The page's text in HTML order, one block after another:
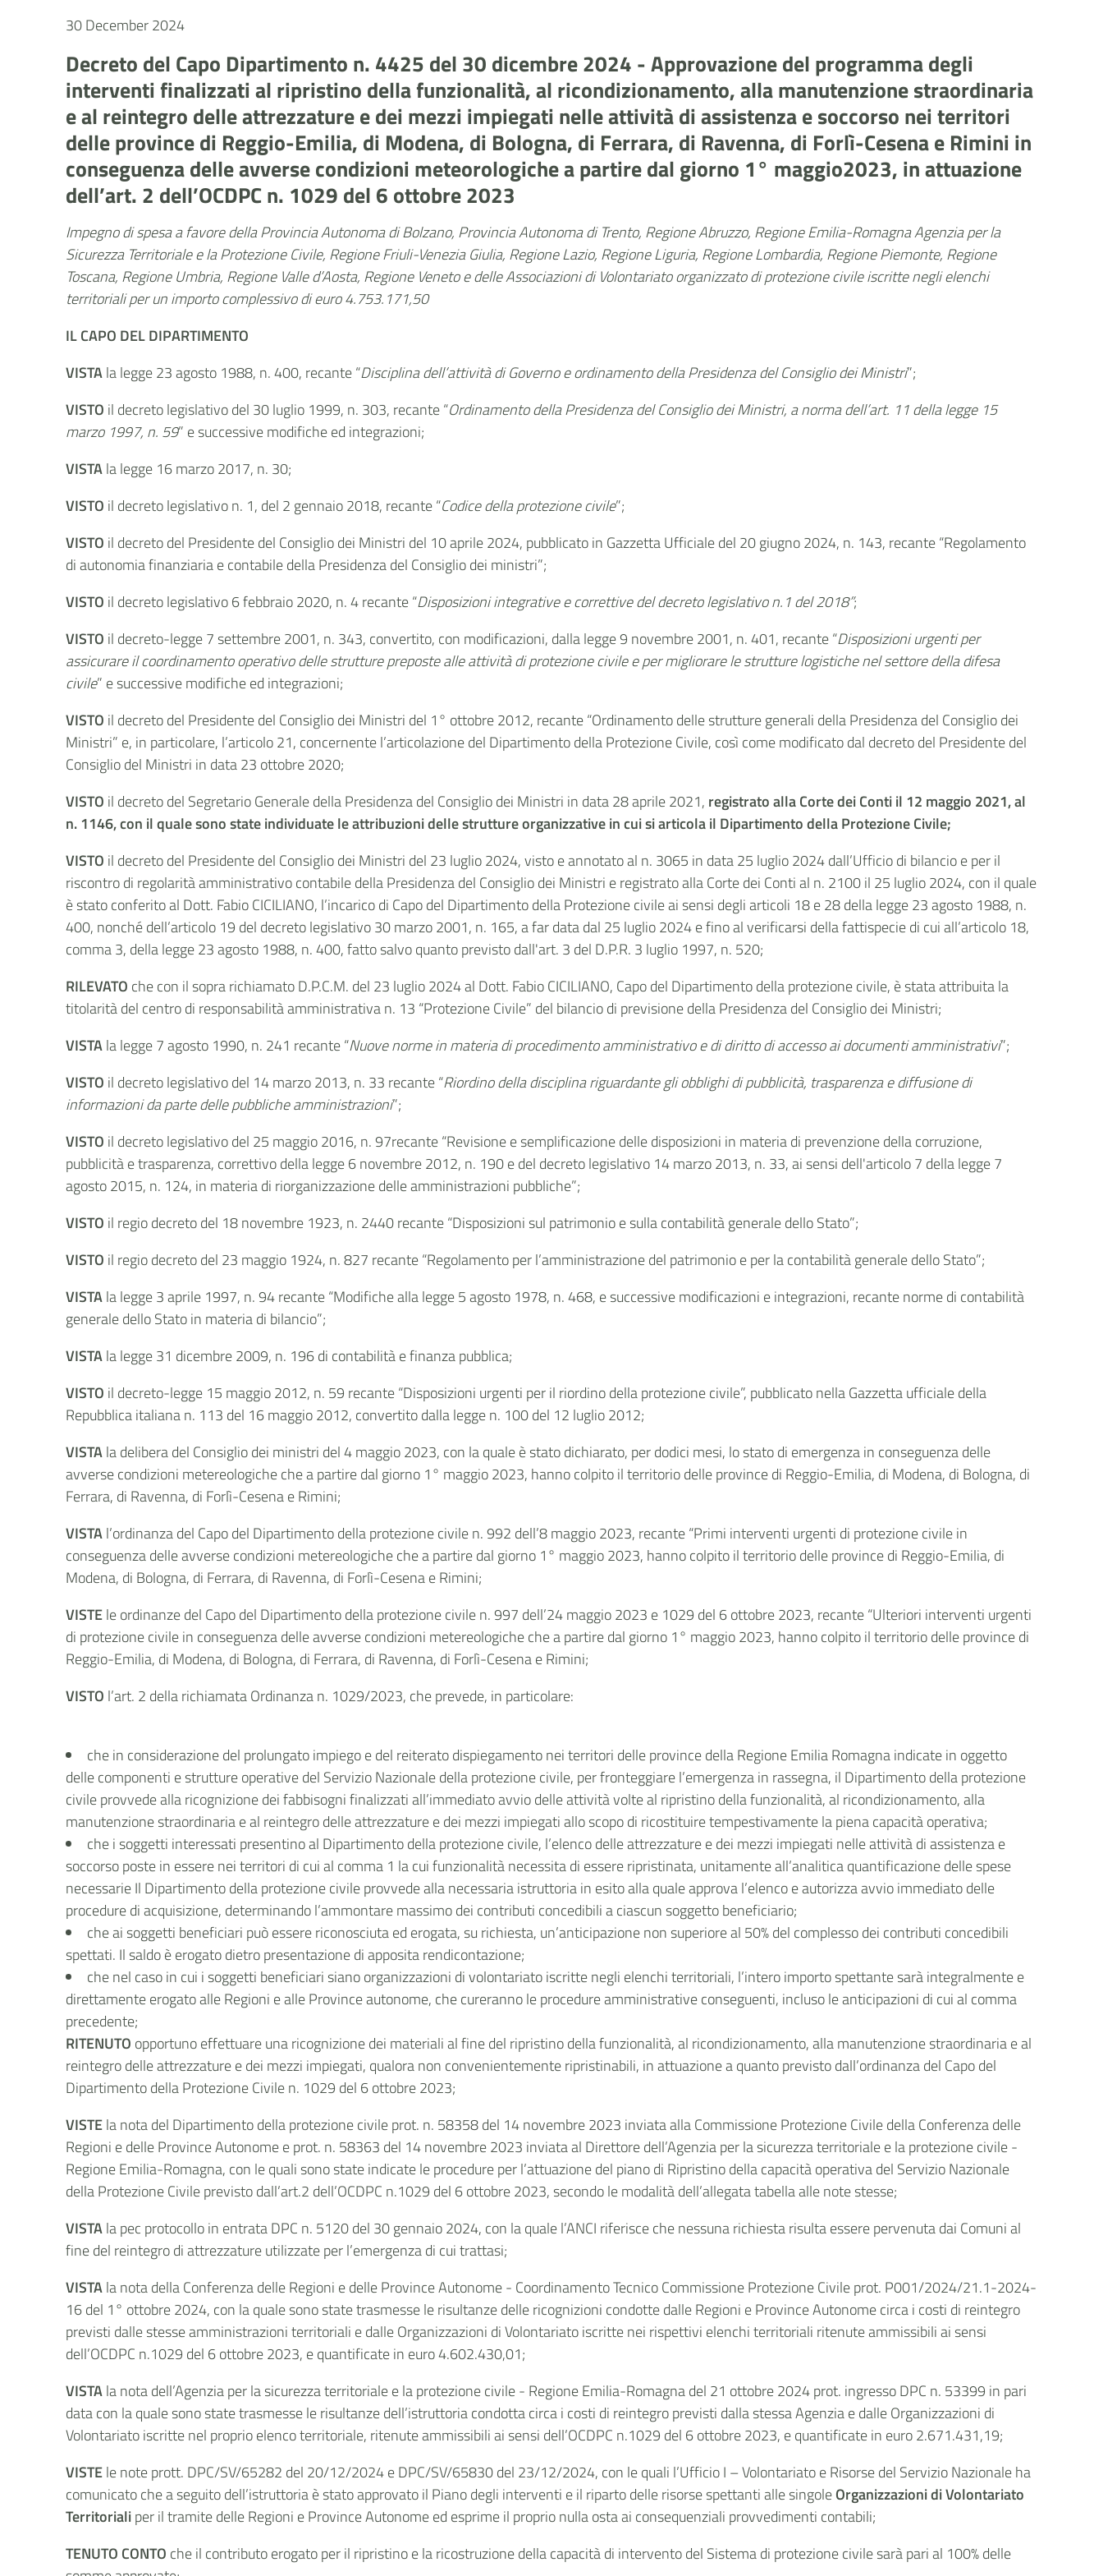
30 December 2024
Decreto del Capo Dipartimento n. 4425 del 30 dicembre 2024 - Approvazione del programma degli
interventi finalizzati al ripristino della funzionalità, al ricondizionamento, alla manutenzione straordinaria
e al reintegro delle attrezzature e dei mezzi impiegati nelle attività di assistenza e soccorso nei territori
delle province di Reggio-Emilia, di Modena, di Bologna, di Ferrara, di Ravenna, di Forlì-Cesena e Rimini in
conseguenza delle avverse condizioni meteorologiche a partire dal giorno 1° maggio2023, in attuazione
dell’art. 2 dell’OCDPC n. 1029 del 6 ottobre 2023
Impegno di spesa a favore della Provincia Autonoma di Bolzano, Provincia Autonoma di Trento, Regione Abruzzo, Regione Emilia-Romagna Agenzia per la
Sicurezza Territoriale e la Protezione Civile, Regione Friuli-Venezia Giulia, Regione Lazio, Regione Liguria, Regione Lombardia, Regione Piemonte, Regione
Toscana, Regione Umbria, Regione Valle d’Aosta, Regione Veneto e delle Associazioni di Volontariato organizzato di protezione civile iscritte negli elenchi
territoriali per un importo complessivo di euro 4.753.171,50
IL CAPO DEL DIPARTIMENTO
VISTAla legge 23 agosto 1988, n. 400, recante “Disciplina dell’attività di Governo e ordinamento della Presidenza del Consiglio dei Ministri”;
VISTO il decreto legislativo del 30 luglio 1999, n. 303, recante “Ordinamento della Presidenza del Consiglio dei Ministri, a norma dell’art. 11 della legge 15
marzo 1997, n. 59” e successive modifiche ed integrazioni;
VISTAla legge 16 marzo 2017, n. 30;
VISTO il decreto legislativo n. 1, del 2 gennaio 2018, recante “Codice della protezione civile”;
VISTO il decreto del Presidente del Consiglio dei Ministri del 10 aprile 2024, pubblicato in Gazzetta Ufficiale del 20 giugno 2024, n. 143, recante “Regolamento
di autonomia finanziaria e contabile della Presidenza del Consiglio dei ministri”;
VISTO il decreto legislativo 6 febbraio 2020, n. 4 recante “Disposizioni integrative e correttive del decreto legislativo n.1 del 2018”;
VISTO il decreto-legge 7 settembre 2001, n. 343, convertito, con modificazioni, dalla legge 9 novembre 2001, n. 401, recante “Disposizioni urgenti per
assicurare il coordinamento operativo delle strutture preposte alle attività di protezione civilee per migliorare le strutture logistiche nel settore della difesa
civile” e successive modifiche ed integrazioni;
VISTO il decreto del Presidente del Consiglio dei Ministri del 1° ottobre 2012, recante “Ordinamento delle strutture generali della Presidenza del Consiglio dei
Ministri” e, in particolare, l’articolo 21, concernente l’articolazione del Dipartimento della Protezione Civile, così come modificato dal decreto del Presidente del
Consiglio del Ministri in data 23 ottobre 2020;
VISTO il decreto del Segretario Generale della Presidenza del Consiglio dei Ministri in data 28 aprile 2021, registrato alla Corte dei Conti il 12 maggio 2021, al
n. 1146, con il quale sono state individuate le attribuzioni delle strutture organizzative in cui si articola il Dipartimento della Protezione Civile;
VISTO il decreto del Presidente del Consiglio dei Ministri del 23 luglio 2024, visto e annotato al n. 3065 in data 25 luglio 2024 dall’Ufficio di bilancio e per il
riscontro di regolarità amministrativo contabile della Presidenza del Consiglio dei Ministri e registrato alla Corte dei Conti al n. 2100 il 25 luglio 2024, con il quale
è stato conferito al Dott. Fabio CICILIANO, l’incarico di Capo del Dipartimento della Protezione civile ai sensi degli articoli 18 e 28 della legge 23 agosto 1988, n.
400, nonché dell’articolo 19 del decreto legislativo 30 marzo 2001, n. 165, a far data dal 25 luglio 2024 e fino al verificarsi della fattispecie di cui all’articolo 18,
comma 3, della legge 23 agosto 1988, n. 400, fatto salvo quanto previsto dall'art. 3 del D.P.R. 3 luglio 1997, n. 520;
RILEVATO che con il sopra richiamato D.P.C.M. del 23 luglio 2024 al Dott. Fabio CICILIANO, Capo del Dipartimento della protezione civile, è stata attribuita la
titolarità del centro di responsabilità amministrativa n. 13 “Protezione Civile” del bilancio di previsione della Presidenza del Consiglio dei Ministri;
VISTAla legge 7 agosto 1990, n. 241 recante “Nuove norme in materia di procedimento amministrativo e di diritto di accesso ai documenti amministrativi”;
VISTO il decreto legislativo del 14 marzo 2013, n. 33 recante “Riordino della disciplina riguardante gli obblighi di pubblicità, trasparenza e diffusione di
informazioni da parte delle pubbliche amministrazioni”;
VISTO il decreto legislativo del 25 maggio 2016, n. 97recante “Revisione e semplificazione delle disposizioni in materia di prevenzione della corruzione,
pubblicità e trasparenza, correttivo della legge 6 novembre 2012, n. 190 e del decreto legislativo 14 marzo 2013, n. 33, ai sensi dell'articolo 7 della legge 7
agosto 2015, n. 124, in materia di riorganizzazione delle amministrazioni pubbliche”;
VISTO il regio decreto del 18 novembre 1923, n. 2440 recante “Disposizioni sul patrimonio e sulla contabilità generale dello Stato”;
VISTO il regio decreto del 23 maggio 1924, n. 827 recante “Regolamento per l’amministrazione del patrimonio e per la contabilità generale dello Stato”;
VISTAla legge 3 aprile 1997, n. 94 recante “Modifiche alla legge 5 agosto 1978, n. 468, e successive modificazioni e integrazioni, recante norme di contabilità
generale dello Stato in materia di bilancio”;
VISTAla legge 31 dicembre 2009, n. 196 di contabilità e finanza pubblica;
VISTO il decreto-legge 15 maggio 2012, n. 59 recante “Disposizioni urgenti per il riordino della protezione civile”, pubblicato nella Gazzetta ufficiale della
Repubblica italiana n. 113 del 16 maggio 2012, convertito dalla legge n. 100 del 12 luglio 2012;
VISTAla delibera del Consiglio dei ministri del 4 maggio 2023, con la quale è stato dichiarato, per dodici mesi, lo stato di emergenza in conseguenza delle
avverse condizioni metereologiche che a partire dal giorno 1° maggio 2023, hanno colpito il territorio delle province di Reggio-Emilia, di Modena, di Bologna, di
Ferrara, di Ravenna, di Forlì-Cesena e Rimini;
VISTAl’ordinanza del Capo del Dipartimento della protezione civile n. 992 dell’8 maggio 2023, recante “Primi interventi urgenti di protezione civile in
conseguenza delle avverse condizioni metereologiche che a partire dal giorno 1° maggio 2023, hanno colpito il territorio delle province di Reggio-Emilia, di
Modena, di Bologna, di Ferrara, di Ravenna, di Forlì-Cesena e Rimini;
VISTEle ordinanze del Capo del Dipartimento della protezione civile n. 997 dell’24 maggio 2023 e 1029 del 6 ottobre 2023, recante “Ulteriori interventi urgenti
di protezione civile in conseguenza delle avverse condizioni metereologiche che a partire dal giorno 1° maggio 2023, hanno colpito il territorio delle province di
Reggio-Emilia, di Modena, di Bologna, di Ferrara, di Ravenna, di Forlì-Cesena e Rimini;
VISTO l’art. 2 della richiamata Ordinanza n. 1029/2023, che prevede, in particolare:
che in considerazione del prolungato impiego e del reiterato dispiegamento nei territori delle province della Regione Emilia Romagna indicate in oggetto
delle componenti e strutture operative del Servizio Nazionale della protezione civile, per fronteggiare l’emergenza in rassegna, il Dipartimento della protezione
civile provvede alla ricognizione dei fabbisogni finalizzati all’immediato avvio delle attività volte al ripristino della funzionalità, al ricondizionamento, alla
manutenzione straordinaria e al reintegro delle attrezzature e dei mezzi impiegati allo scopo di ricostituire tempestivamente la piena capacità operativa;
che i soggetti interessati presentino al Dipartimento della protezione civile, l’elenco delle attrezzature e dei mezzi impiegati nelle attività di assistenza e
soccorso poste in essere nei territori di cui al comma 1 la cui funzionalità necessita di essere ripristinata, unitamente all’analitica quantificazione delle spese
necessarie Il Dipartimento della protezione civile provvede alla necessaria istruttoria in esito alla quale approva l’elenco e autorizza avvio immediato delle
procedure di acquisizione, determinando l’ammontare massimo dei contributi concedibili a ciascun soggetto beneficiario;
che ai soggetti beneficiari può essere riconosciuta ed erogata, su richiesta, un’anticipazione non superiore al 50% del complesso dei contributi concedibili
spettati. Il saldo è erogato dietro presentazione di apposita rendicontazione;
che nel caso in cui i soggetti beneficiari siano organizzazioni di volontariato iscritte negli elenchi territoriali, l’intero importo spettante sarà integralmente e
direttamente erogato alle Regioni e alle Province autonome, che cureranno le procedure amministrative conseguenti, incluso le anticipazioni di cui al comma
precedente;
RITENUTO opportuno effettuare una ricognizione dei materiali al fine del ripristino della funzionalità, al ricondizionamento, alla manutenzione straordinaria e al
reintegro delle attrezzature e dei mezzi impiegati, qualora non convenientemente ripristinabili, in attuazione a quanto previsto dall’ordinanza del Capo del
Dipartimento della Protezione Civile n. 1029 del 6 ottobre 2023;
VISTEla nota del Dipartimento della protezione civile prot. n. 58358 del 14 novembre 2023 inviata alla Commissione Protezione Civile della Conferenza delle
Regioni e delle Province Autonome e prot. n. 58363 del 14 novembre 2023 inviata al Direttore dell’Agenzia per la sicurezza territoriale e la protezione civile -
Regione Emilia-Romagna, con le quali sono state indicate le procedure per l’attuazione del piano di Ripristino della capacità operativa del Servizio Nazionale
della Protezione Civile previsto dall’art.2 dell’OCDPC n.1029 del 6 ottobre 2023, secondo le modalità dell’allegata tabella alle note stesse;
VISTAla pec protocollo in entrata DPC n. 5120 del 30 gennaio 2024, con la quale l’ANCI riferisce che nessuna richiesta risulta essere pervenuta dai Comuni al
fine del reintegro di attrezzature utilizzate per l’emergenza di cui trattasi;
VISTAla nota della Conferenza delle Regioni e delle Province Autonome - Coordinamento Tecnico Commissione Protezione Civile prot. P001/2024/21.1-2024-
16 del 1° ottobre 2024, con la quale sono state trasmesse le risultanze delle ricognizioni condotte dalle Regioni e Province Autonome circa i costi di reintegro
previsti dalle stesse amministrazioni territoriali e dalle Organizzazioni di Volontariato iscritte nei rispettivi elenchi territoriali ritenute ammissibili ai sensi
dell’OCDPC n.1029 del 6 ottobre 2023, e quantificate in euro4.602.430,01;
VISTAla nota dell’Agenzia per la sicurezza territoriale e la protezione civile - Regione Emilia-Romagna del 21 ottobre 2024 prot. ingresso DPC n. 53399 in pari
data con la quale sono state trasmesse le risultanze dell’istruttoria condotta circa i costi di reintegro previsti dalla stessa Agenzia e dalle Organizzazioni di
Volontariato iscritte nel proprio elenco territoriale, ritenute ammissibili ai sensi dell’OCDPC n.1029 del 6 ottobre 2023, e quantificate in euro2.671.431,19;
VISTEle note prott. DPC/SV/65282 del 20/12/2024 e DPC/SV/65830 del 23/12/2024, con le quali l’Ufficio I – Volontariato e Risorse del Servizio Nazionale ha
comunicato che a seguito dell’istruttoria è stato approvato il Piano degli interventi e il riparto delle risorse spettanti alle singoleOrganizzazioni di Volontariato
Territorialiper il tramite delle Regioni e Province Autonome ed esprime il proprio nulla osta ai consequenziali provvedimenti contabili;
TENUTO CONTO che il contributo erogato per il ripristino e la ricostruzione della capacità di intervento del Sistema di protezione civile sarà pari al 100% delle